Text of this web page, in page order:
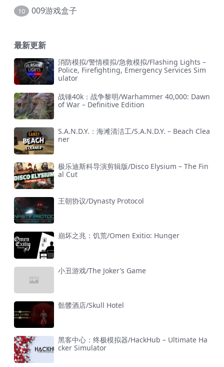
10 009游戏盒子
最新更新
消防模拟/警情模拟/急救模拟/Flashing Lights –
Police, Firefighting, Emergency Services Sim
ulator
战锤40k：战争黎明/Warhammer 40,000: Dawn
of War – Definitive Edition
S.A.N.D.Y.：海滩清洁工/S.A.N.D.Y. – Beach Clea
ner
极乐迪斯科导演剪辑版/Disco Elysium – The Fin
al Cut
王朝协议/Dynasty Protocol
崩坏之兆：饥荒/Omen Exitio: Hunger
小丑游戏/The Joker’s Game
骷髅酒店/Skull Hotel
黑客中心：终极模拟器/HackHub – Ultimate Ha
cker Simulator